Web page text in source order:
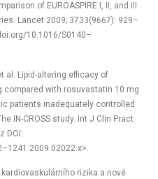
of EUROASPIRE I, II, and III
Lancet 2009; 3733(9667): 929–
10.1016/S0140–
al. Lipid-altering efficacy of
with rosuvastatin 10 mg
patients inadequately controlled
IN-CROSS study. Int J Clin Pract
DOI:
rizika a nové